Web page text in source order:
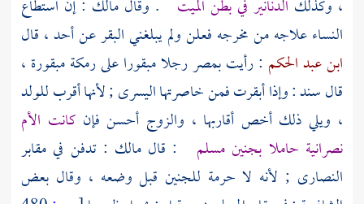
، وكذلك الدنانير في بطن الميت . وقال مالك : إن استطاع
النساء علاجه من مخرجه فعلن ولم يبلغني البقر عن أحد ، قال
ابن عبد الحكم : رأيتبمصررجلا مبقورا على رمكة مبقورة ،
قالسند: وإذا أبقرت فمن خاصرتها اليسرى ; لأنها أقرب للولد
، ويلي ذلك أخص أقاربها ، والزوج أحسن فإنكانت الأم
نصرانية حاملا بجنين مسلم
: قالمالك : تدفن في مقابر
النصارى ; لأنه لا حرمة للجنين قبل وضعه ، وقال بعض